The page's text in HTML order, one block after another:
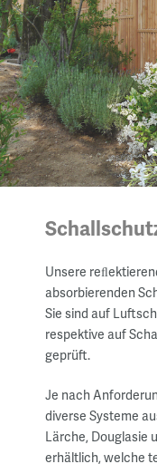
Unsere
absorbierenden
Sie sind auf
respektive auf
geprüft.
Je nach
diverse Systeme
Lärche, Douglasie
erhältlich, welche